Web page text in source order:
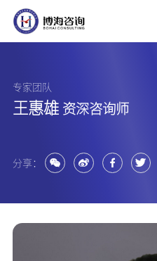
专家团队
王惠雄 资深咨询师
分享：